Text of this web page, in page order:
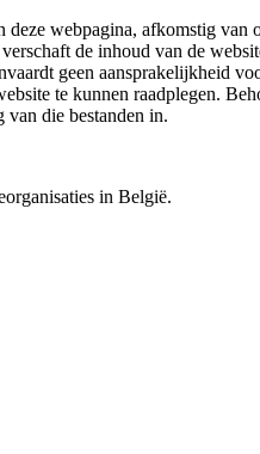
webpagina, afkomstig
de inhoud van de
geen
te kunnen raadplegen.
die bestanden in.
in België.